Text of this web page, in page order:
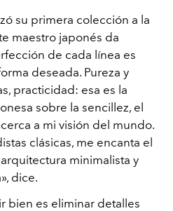
su primera colección a la
maestro japonés da
de cada línea es
deseada. Pureza y
practicidad: esa es la
sobre la sencillez, el
a mi visión del mundo.
clásicas, me encanta el
minimalista y
», dice.
bien es eliminar detalles